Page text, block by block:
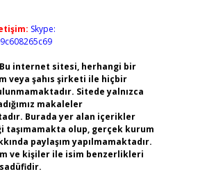
Skype:
Bu internet sitesi, herhangi bir
veya şahıs şirketi ile hiçbir
Sitede yalnızca
makaleler
Burada yer alan içerikler
taşımamakta olup, gerçek kurum
paylaşım yapılmamaktadır.
ve kişiler ile isim benzerlikleri